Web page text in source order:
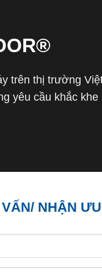
trên thị trường
yêu cầu khắc khe
NHẬN